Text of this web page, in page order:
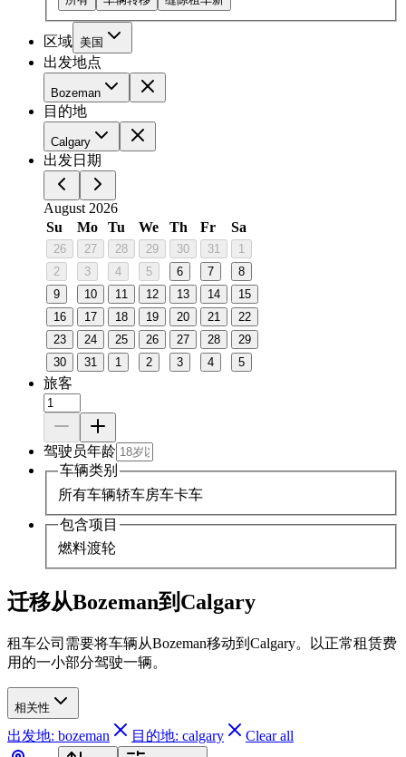
区域 美国
出发地点
Bozeman
目的地
Calgary
出发日期
August 2026
Su
Mo Tu We Th Fr Sa
26 27 28 29 30 31
1
2
3 4 5 6 7
8
9
10 11 12 13 14
15
16
17 18 19 20 21
22
23
24 25 26 27 28
29
30
31 1 2 3 4 5
旅客
驾驶员年龄
车辆类别
所有车辆轿车房车卡车
包含项目
燃料渡轮
迁移从Bozeman到Calgary
租车公司需要将车辆从Bozeman移动到Calgary。以正常租赁费
用的一小部分驾驶一辆。
相关性
出发地: bozeman 目的地: calgary
Clear all